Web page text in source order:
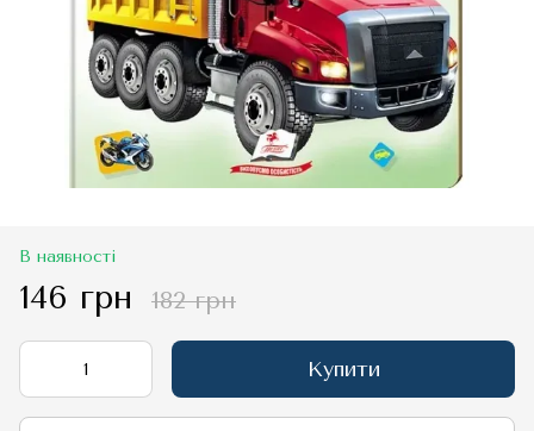
В наявності
146 грн 182 грн
Купити